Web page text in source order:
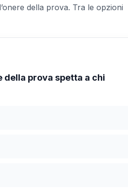
della prova. Tra le opzioni
della prova spetta a chi